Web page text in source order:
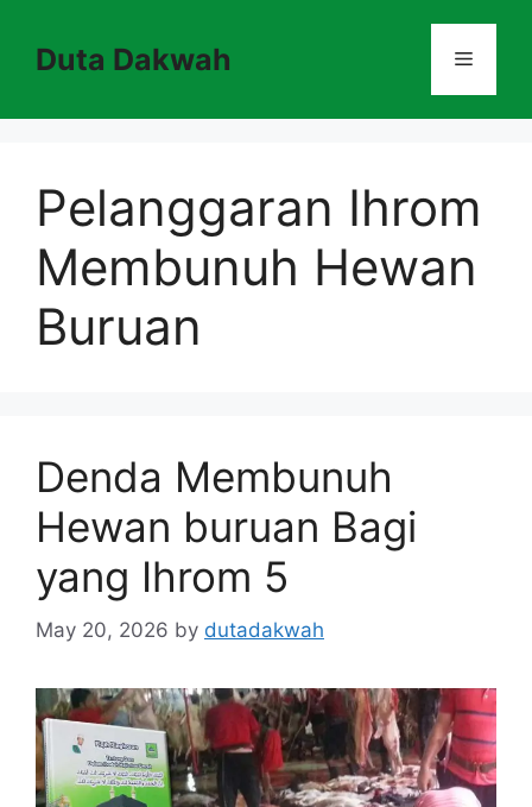
contentDuta Dakwah Menu
Pelanggaran Ihrom
Membunuh Hewan
Buruan
Denda Membunuh
Hewan buruan Bagi
yang Ihrom 5
May 20, 2026 by dutadakwah